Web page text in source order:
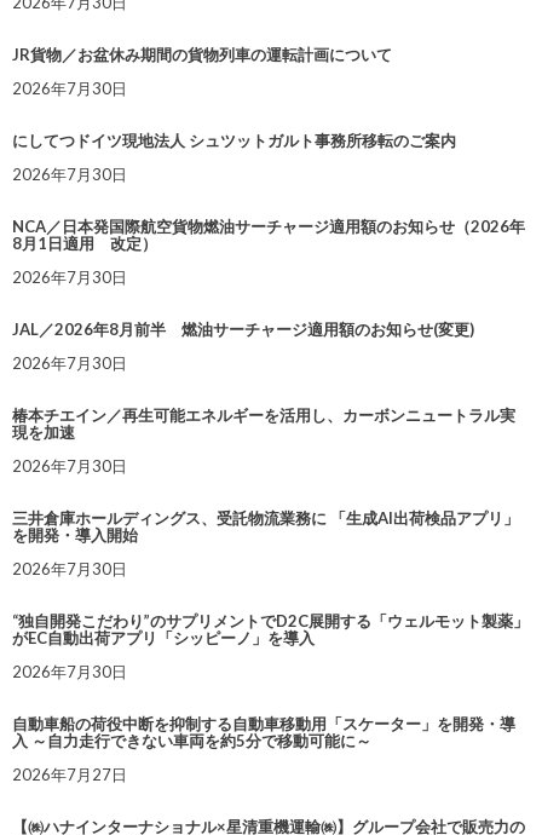
JR貨物／お盆休み期間の貨物列車の運転計画について
2026年7月30日
にしてつドイツ現地法人 シュツットガルト事務所移転のご案内
2026年7月30日
NCA／日本発国際航空貨物燃油サーチャージ適用額のお知らせ（2026年
8月1日適用 改定）
2026年7月30日
JAL／2026年8月前半 燃油サーチャージ適用額のお知らせ(変更)
2026年7月30日
椿本チエイン／再生可能エネルギーを活用し、カーボンニュートラル実
現を加速
2026年7月30日
三井倉庫ホールディングス、受託物流業務に 「生成AI出荷検品アプリ」
を開発・導入開始
2026年7月30日
“独自開発こだわり”のサプリメントでD2C展開する「ウェルモット製薬」
がEC自動出荷アプリ「シッピーノ」を導入
2026年7月30日
自動車船の荷役中断を抑制する自動車移動用「スケーター」を開発・導
入 ～自力走行できない車両を約5分で移動可能に～
2026年7月27日
【㈱ハナインターナショナル×星清重機運輸㈱】グループ会社で販売力の